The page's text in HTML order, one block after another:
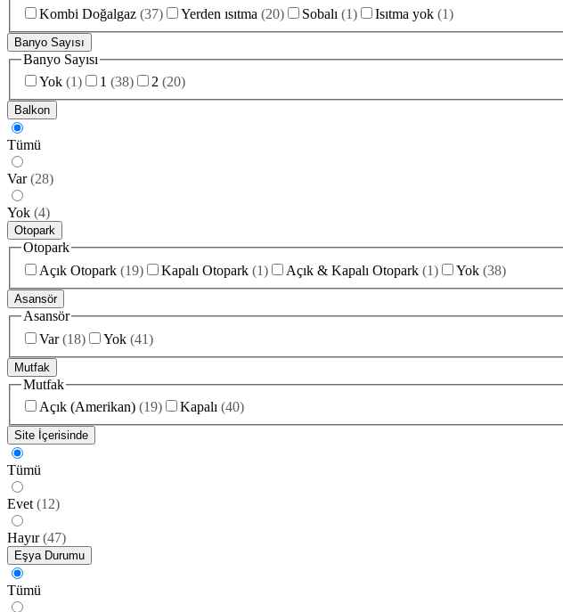
Kombi Doğalgaz (37) Yerden ısıtma (20) Sobalı (1) Isıtma yok (1)
Banyo Sayısı
Banyo Sayısı
Yok (1) 1 (38) 2 (20)
Balkon
Tümü
Var (28)
Yok (4)
Otopark
Otopark
Açık Otopark (19) Kapalı Otopark (1) Açık & Kapalı Otopark (1) Yok (38)
Asansör
Asansör
Var (18) Yok (41)
Mutfak
Mutfak
Açık (Amerikan) (19) Kapalı (40)
Site İçerisinde
Tümü
Evet (12)
Hayır (47)
Eşya Durumu
Tümü